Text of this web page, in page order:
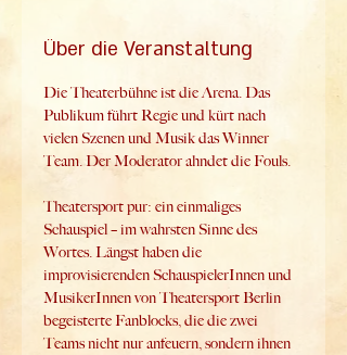
Über die Veranstaltung
Die Theaterbühne ist die Arena. Das
Publikum führt Regie und kürt nach
vielen Szenen und Musik das Winner
Team. Der Moderator ahndet die Fouls.
Theatersport pur: ein einmaliges
Schauspiel – im wahrsten Sinne des
Wortes. Längst haben die
improvisierenden SchauspielerInnen und
MusikerInnen von Theatersport Berlin
begeisterte Fanblocks, die die zwei
Teams nicht nur anfeuern, sondern ihnen